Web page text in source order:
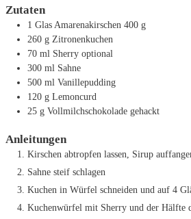
Zutaten
1 Glas Amarenakirschen 400 g
260 g Zitronenkuchen
70 ml Sherry optional
300 ml Sahne
500 ml Vanillepudding
120 g Lemoncurd
25 g Vollmilchschokolade gehackt
Anleitungen
Kirschen abtropfen lassen, Sirup
Sahne steif schlagen
Kuchen in Würfel schneiden und auf 4
Kuchenwürfel mit Sherry und der Hälfte